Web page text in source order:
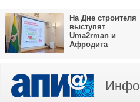
На Дне строителя
выступят
Uma2rman и
Афродита